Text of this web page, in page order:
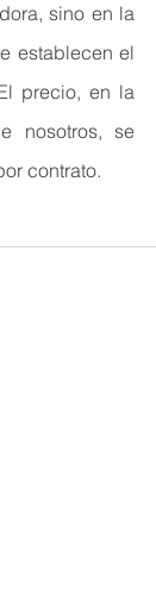
sino en la
establecen el
precio, en la
nosotros, se
contrato.